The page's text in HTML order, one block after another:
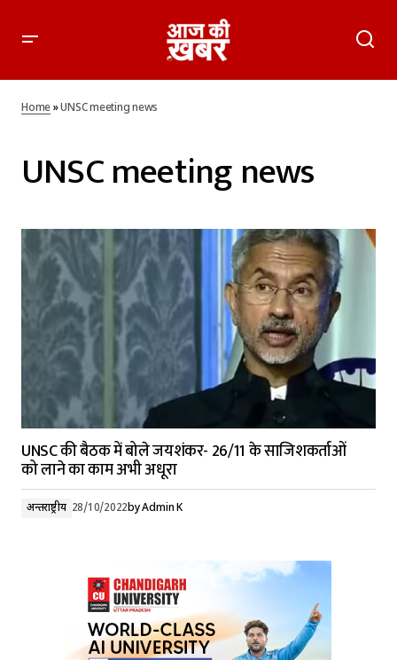
Home»UNSC meeting news
UNSC meeting news
UNSC की बैठक में बोले जयशंकर- 26/11 के साजिशकर्ताओं
को लाने का काम अभी अधूरा
अन्तर्राष्ट्रीय 28/10/2022byAdmin K